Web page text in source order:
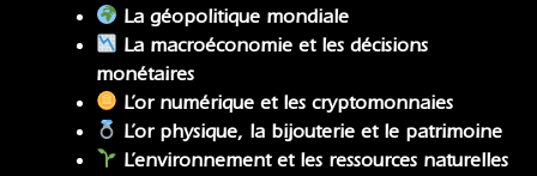
La géopolitique mondiale
La macroéconomie et les décisions
monétaires
L’or numérique et les cryptomonnaies
L’or physique, la bijouterie et le patrimoine
L’environnement et les ressources naturelles